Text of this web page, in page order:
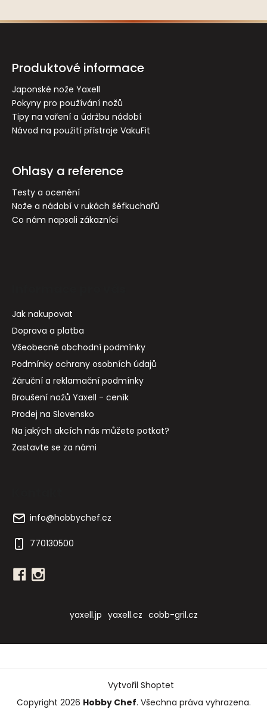
Z
Produktové informace
Japonské nože Yaxell
Pokyny pro používání nožů
Tipy na vaření a údržbu nádobí
Návod na použití přístroje VakuFit
Ohlasy a reference
Testy a ocenění
Nože a nádobí v rukách šéfkuchařů
Co nám napsali zákazníci
Jak nakupovat
Doprava a platba
Všeobecné obchodní podmínky
Podmínky ochrany osobních údajů
Záruční a reklamační podmínky
Broušení nožů Yaxell - ceník
Prodej na Slovensko
Na jakých akcích nás můžete potkat?
Zastavte se za námi
info@hobbychef.cz
770130500
yaxell.jp yaxell.cz cobb-gril.cz
Vytvořil Shoptet
Copyright 2026 Hobby Chef. Všechna práva vyhrazena.